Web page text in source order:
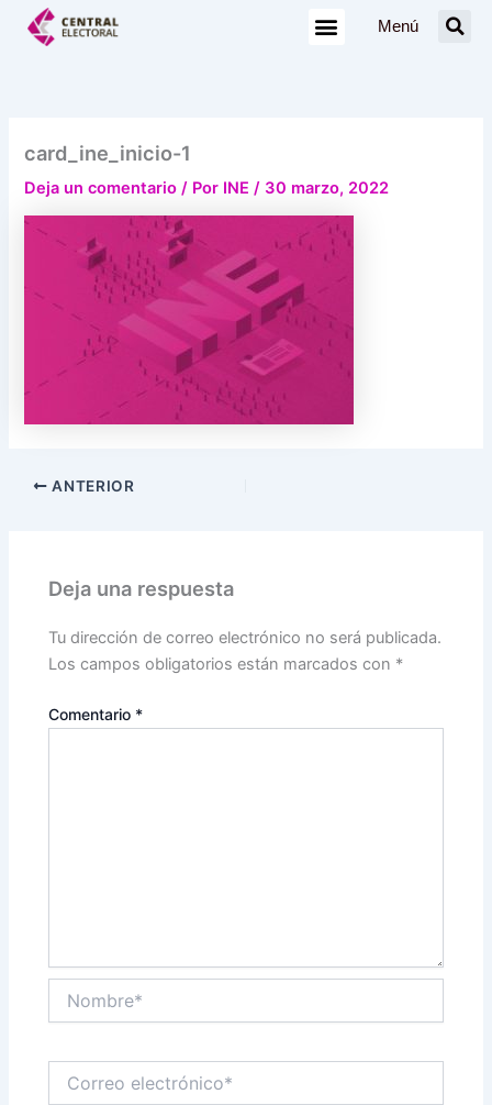
Menú
card_ine_inicio-1
Deja un comentario / Por INE/ 30 marzo, 2022
ANTERIOR
Deja una respuesta
Tu dirección de correo electrónico no será publicada.
Los campos obligatorios están marcados con *
Comentario *
electrónico*